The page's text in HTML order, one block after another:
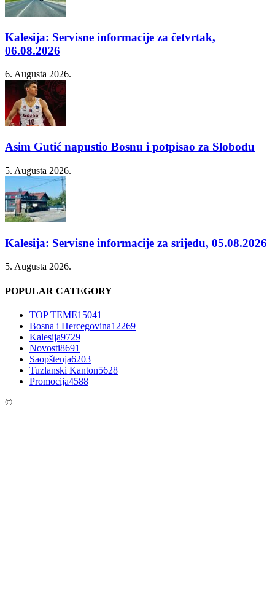
Kalesija: Servisne informacije za četvrtak,
06.08.2026
6. Augusta 2026.
Asim Gutić napustio Bosnu i potpisao za Slobodu
5. Augusta 2026.
Kalesija: Servisne informacije za srijedu, 05.08.2026
5. Augusta 2026.
POPULAR CATEGORY
TOP TEME15041
Bosna i Hercegovina12269
Kalesija9729
Novosti8691
Saopštenja6203
Tuzlanski Kanton5628
Promocija4588
©